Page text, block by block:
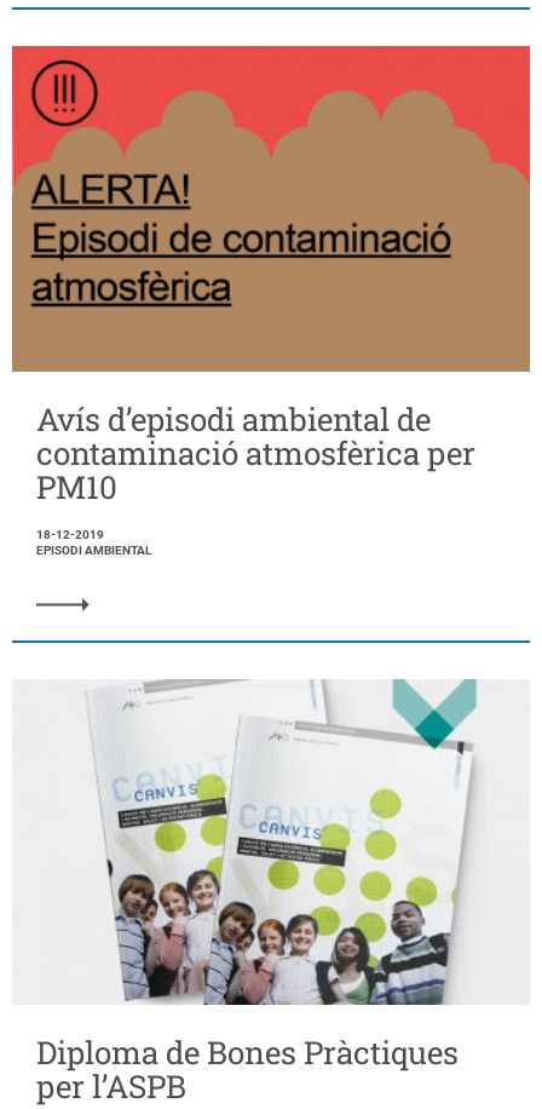
Avís d’episodi ambiental de
contaminació atmosfèrica per
PM10
18-12-2019
EPISODI AMBIENTAL
Diploma de Bones Pràctiques
per l’ASPB